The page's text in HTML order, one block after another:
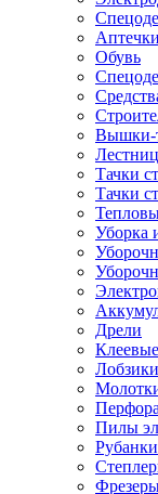
Аптечки
Обувь
Вышки-
Тачки
Тачки
Уборка
Дрели
Лобзики
Пилы
Рубанки